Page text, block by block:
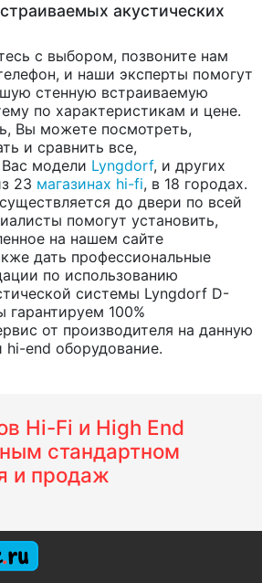
акустических
с выбором, позвоните нам
и наши эксперты помогут
стенную встраиваемую
по характеристикам и цене.
Вы можете посмотреть,
и сравнить все,
модели Lyngdorf, и других
23 магазинах hi-fi, в 18 городах.
до двери по всей
помогут установить,
на нашем сайте
дать профессиональные
по использованию
системы Lyngdorf D-
100%
от производителя на данную
end оборудование.
Hi-Fi и High End
стандартном
и продаж